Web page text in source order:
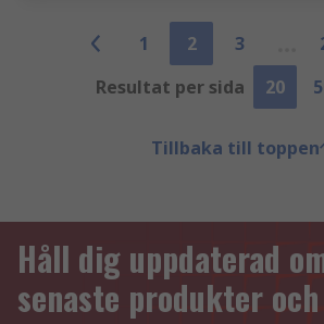
1 2 3
Resultat per sida
20
Tillbaka till toppen
Håll dig uppdaterad
senaste produkter